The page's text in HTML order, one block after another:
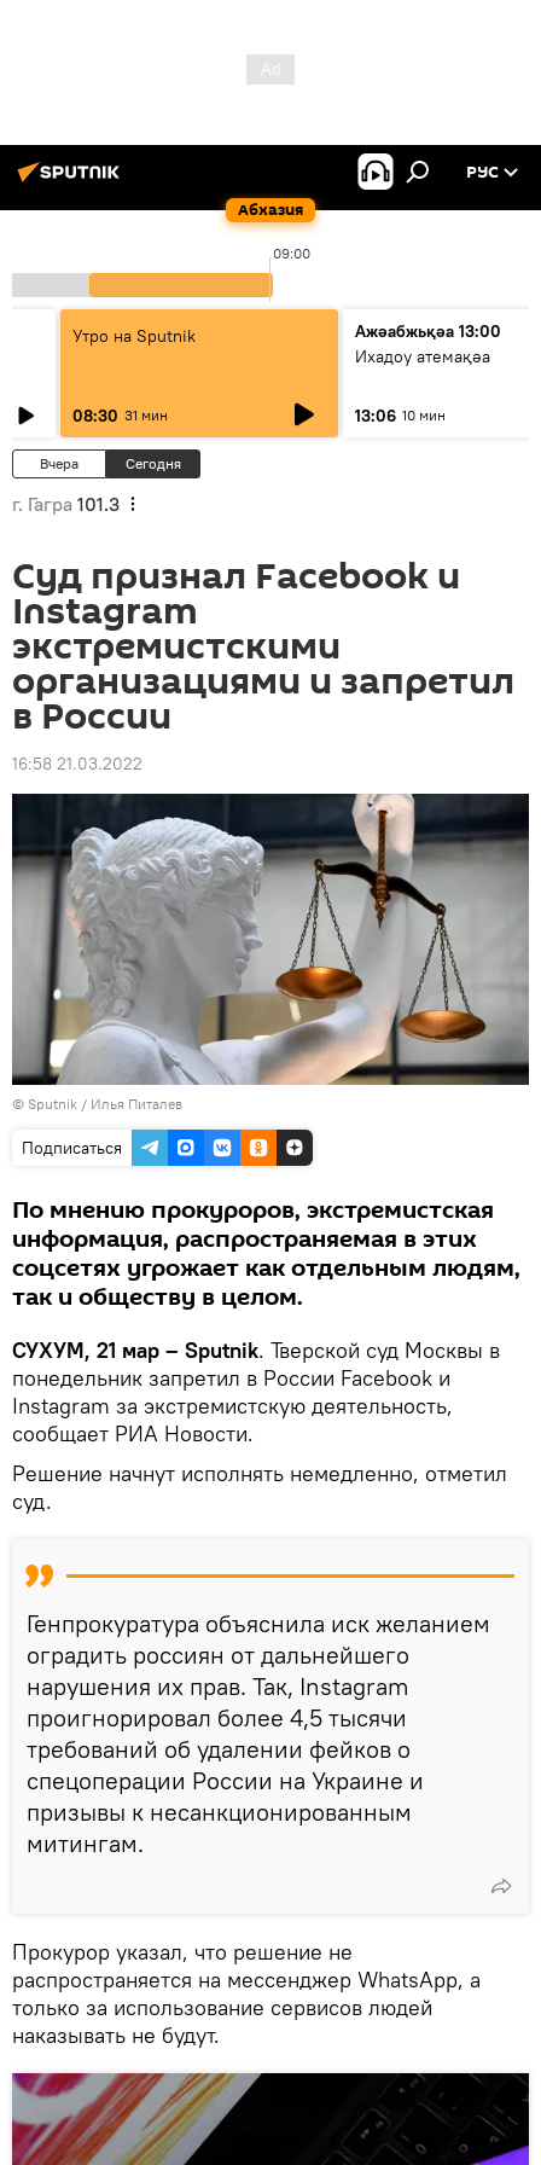
Абхазия
РУС
09:00
Утро на Sputnik
08:30 31 мин
Ажәабжьқәа 13:00
Ихадоу атемақәа
13:06 10 мин
Вчера Сегодня
г. Гагра 101.3
Суд признал Facebook и
Instagram
экстремистскими
организациями и запретил
в России
16:58 21.03.2022
© Sputnik / Илья Питалев
Подписаться
По мнению прокуроров, экстремистская
информация, распространяемая в этих
соцсетях угрожает как отдельным людям,
так и обществу в целом.
СУХУМ, 21 мар – Sputnik. Тверской суд Москвы в
понедельник запретил в России Facebook и
Instagram за экстремистскую деятельность,
сообщает РИА Новости.
Решение начнут исполнять немедленно, отметил
суд.
Генпрокуратура объяснила иск желанием
оградить россиян от дальнейшего
нарушения их прав. Так, Instagram
проигнорировал более 4,5 тысячи
требований об удалении фейков о
спецоперации России на Украине и
призывы к несанкционированным
митингам.
Прокурор указал, что решение не
распространяется на мессенджер WhatsApp, а
только за использование сервисов людей
наказывать не будут.